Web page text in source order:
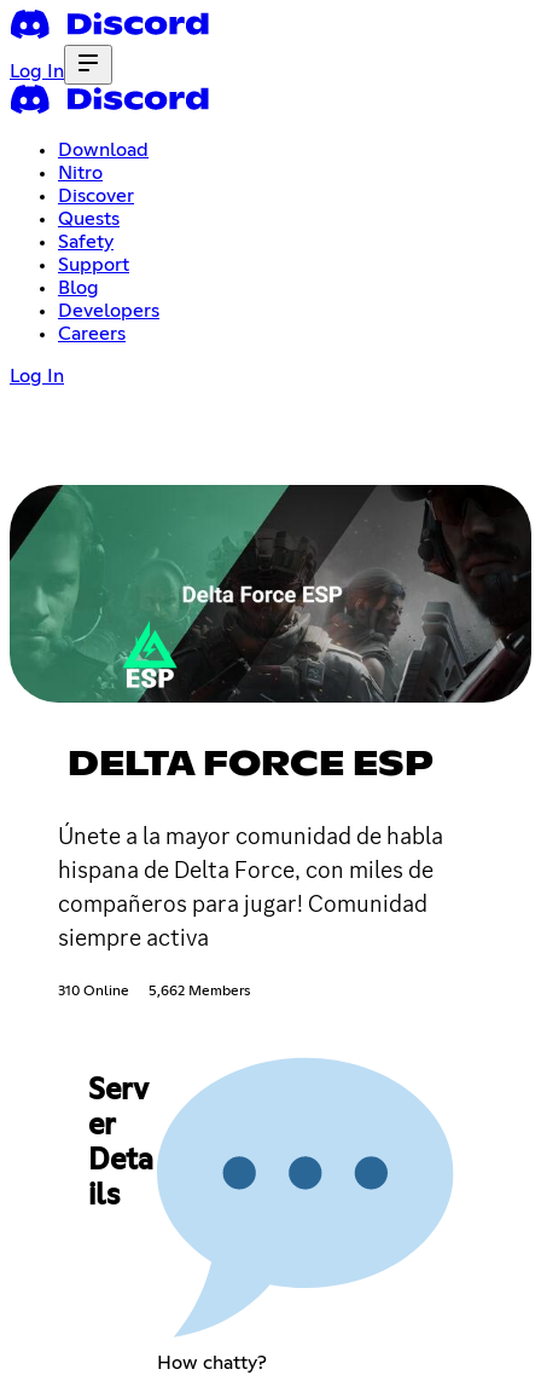
Log In
Download
Nitro
Discover
Quests
Safety
Support
Blog
Developers
Careers
Log In
DELTA FORCE ESP
Únete a la mayor comunidad de habla
hispana de Delta Force, con miles de
compañeros para jugar! Comunidad
siempre activa
310 Online 5,662 Members
Serv
er
Deta
ils
How chatty?